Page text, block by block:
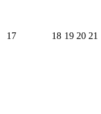
17 18 19 20 21